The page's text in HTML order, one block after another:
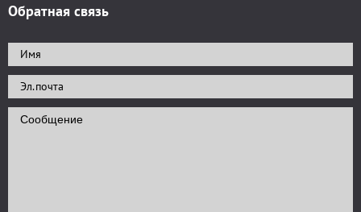
Обратная связь